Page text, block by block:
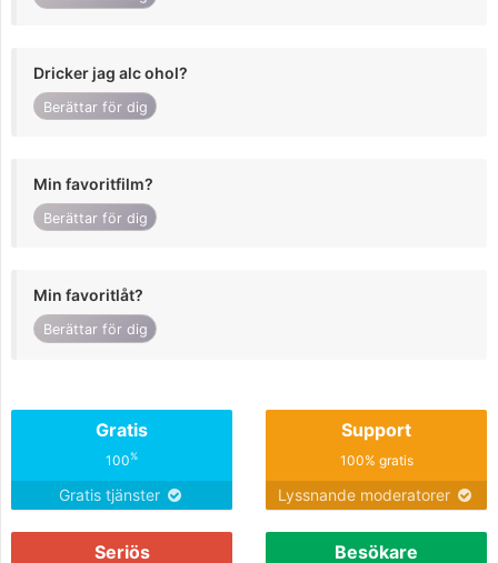
Dricker jag alc ohol?
Berättar för dig
Min favoritfilm?
Berättar för dig
Min favoritlåt?
Berättar för dig
Gratis
100%
Gratis tjänster
Support
100% gratis
Lyssnande moderatorer
Seriös Besökare